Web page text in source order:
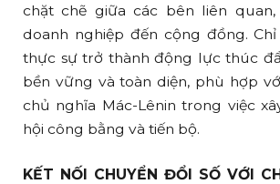
chặt chẽ giữa các bên liên
doanh nghiệp đến cộng đồng.
thực sự trở thành động lực thúc
bền vững và toàn diện, phù hợp
chủ nghĩa Mác-Lênin trong việc
hội công bằng và tiến bộ.
KẾT NỐI CHUYỂN ĐỔI SỐ VỚI